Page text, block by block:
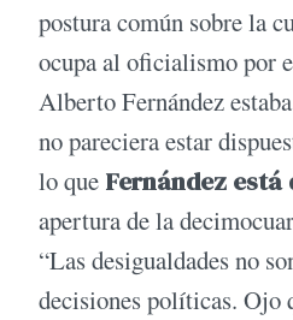
postura común sobre la
ocupa al oficialismo por
Alberto Fernández
no pareciera estar
lo que Fernández está
apertura de la
“Las desigualdades no
decisiones políticas. Ojo